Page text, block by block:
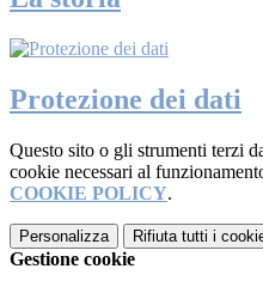
Protezione dei dati
Questo sito o gli strumenti terzi
cookie necessari al
COOKIE POLICY.
Personalizza Rifiuta tutti i
Gestione cookie